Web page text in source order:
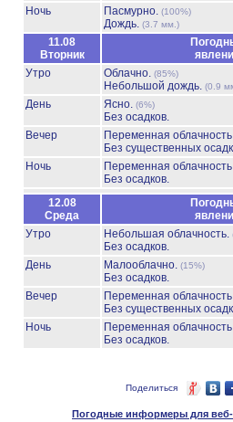
Ночь
Пасмурно. (100%)
Дождь. (3.7 мм.)
11.08
Вторник
Утро
Облачно. (85%)
Небольшой дождь. (0.9
День Ясно. (6%)
Без осадков.
Вечер
Переменная
Без существенных
Ночь
Переменная
Без осадков.
12.08
Среда
Утро
Небольшая облачность.
Без осадков.
День
Малооблачно. (15%)
Без осадков.
Вечер
Переменная
Без существенных
Ночь
Переменная
Без осадков.
Поделиться
Погодные информеры для веб-